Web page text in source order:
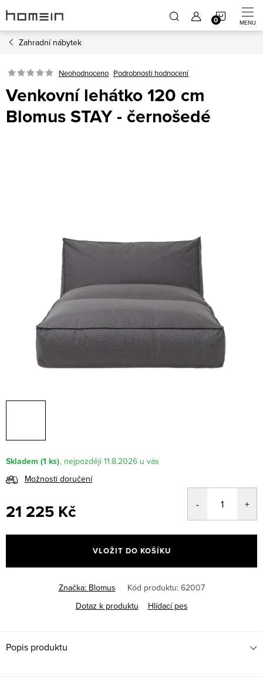
na
obsah
Zahradní nábytek
Neohodnoceno Podrobnosti hodnocení
Venkovní lehátko 120 cm
Blomus STAY - černošedé
Skladem (1 ks)
11.8.2026
Možnosti doručení
21 225 Kč
cena:
VLOŽIT DO KOŠÍKU
Značka: Blomus Kód produktu: 62007
Dotaz k produktu
Hlídací pes
Popis produktu